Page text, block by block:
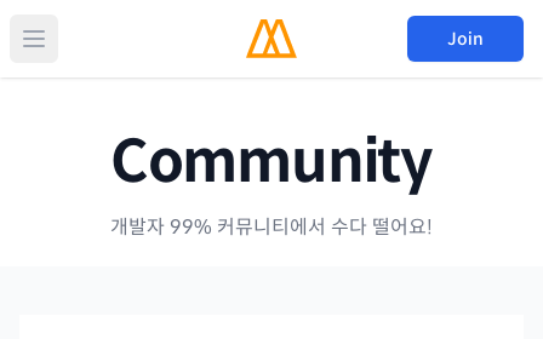
Join
Community
개발자 99% 커뮤니티에서 수다 떨어요!